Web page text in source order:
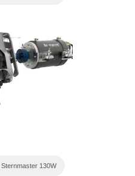
Sternmaster 130W